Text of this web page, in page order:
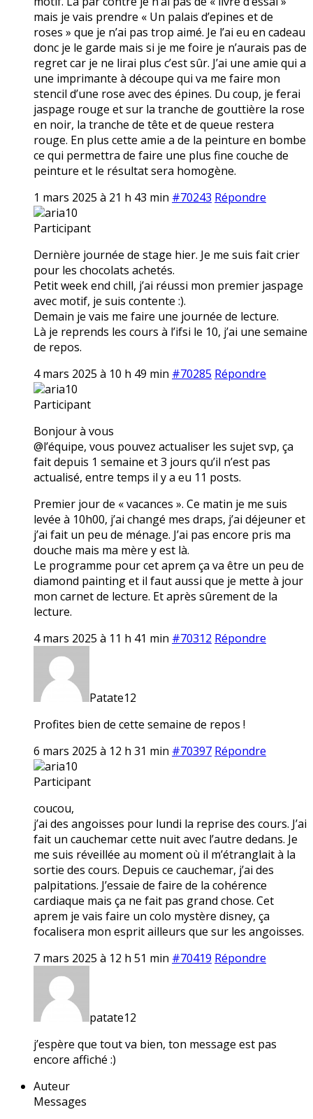
mais je vais prendre « Un palais d’epines et de
roses » que je n’ai pas trop aimé. Je l’ai eu en cadeau
donc je le garde mais si je me foire je n’aurais pas de
regret car je ne lirai plus c’est sûr. J’ai une amie qui a
une imprimante à découpe qui va me faire mon
stencil d’une rose avec des épines. Du coup, je ferai
jaspage rouge et sur la tranche de gouttière la rose
en noir, la tranche de tête et de queue restera
rouge. En plus cette amie a de la peinture en bombe
ce qui permettra de faire une plus fine couche de
peinture et le résultat sera homogène.
1 mars 2025 à 21 h 43 min #70243 Répondre
aria10
Participant
Dernière journée de stage hier. Je me suis fait crier
pour les chocolats achetés.
Petit week end chill, j’ai réussi mon premier jaspage
avec motif, je suis contente :).
Demain je vais me faire une journée de lecture.
Là je reprends les cours à l’ifsi le 10, j’ai une semaine
de repos.
4 mars 2025 à 10 h 49 min #70285 Répondre
aria10
Participant
Bonjour à vous
@l’équipe, vous pouvez actualiser les sujet svp, ça
fait depuis 1 semaine et 3 jours qu’il n’est pas
actualisé, entre temps il y a eu 11 posts.
Premier jour de « vacances ». Ce matin je me suis
levée à 10h00, j’ai changé mes draps, j’ai déjeuner et
j’ai fait un peu de ménage. J’ai pas encore pris ma
douche mais ma mère y est là.
Le programme pour cet aprem ça va être un peu de
diamond painting et il faut aussi que je mette à jour
mon carnet de lecture. Et après sûrement de la
lecture.
4 mars 2025 à 11 h 41 min #70312 Répondre
Patate12
Profites bien de cette semaine de repos !
6 mars 2025 à 12 h 31 min #70397 Répondre
aria10
Participant
coucou,
j’ai des angoisses pour lundi la reprise des cours. J’ai
fait un cauchemar cette nuit avec l’autre dedans. Je
me suis réveillée au moment où il m’étranglait à la
sortie des cours. Depuis ce cauchemar, j’ai des
palpitations. J’essaie de faire de la cohérence
cardiaque mais ça ne fait pas grand chose. Cet
aprem je vais faire un colo mystère disney, ça
focalisera mon esprit ailleurs que sur les angoisses.
7 mars 2025 à 12 h 51 min #70419 Répondre
patate12
j’espère que tout va bien, ton message est pas
encore affiché :)
Auteur
Messages